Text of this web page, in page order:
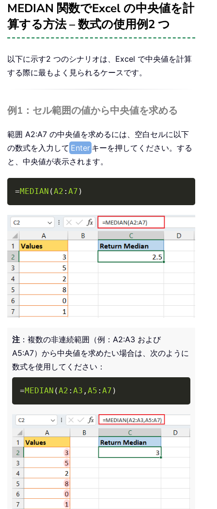
MEDIAN 関数でExcel の中央値を計
算する方法 – 数式の使用例2 つ
以下に示す2 つのシナリオは、Excel で中央値を計算
する際に最もよく見られるケースです。
例1：セル範囲の値から中央値を求める
範囲 A2:A7 の中央値を求めるには、空白セルに以下
の数式を入力して Enter キーを押してください。する
と、中央値が表示されます。
=MEDIAN (A2 : A7 )
注 ：複数の非連続範囲（例：A2:A3 および
A5:A7）から中央値を求めたい場合は、次のように
数式を使用してください：
=MEDIAN (A2 : A3 , A5 : A7 )